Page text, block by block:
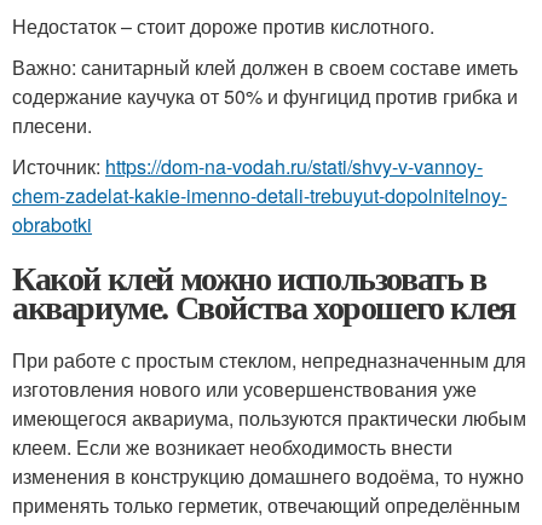
Недостаток – стоит дороже против кислотного.
Важно: санитарный клей должен в своем составе иметь
содержание каучука от 50% и фунгицид против грибка и
плесени.
Источник: https://dom-na-vodah.ru/stati/shvy-v-vannoy-
chem-zadelat-kakie-imenno-detali-trebuyut-dopolnitelnoy-
obrabotki
Какой клей можно использовать в
аквариуме. Свойства хорошего клея
При работе с простым стеклом, непредназначенным для
изготовления нового или усовершенствования уже
имеющегося аквариума, пользуются практически любым
клеем. Если же возникает необходимость внести
изменения в конструкцию домашнего водоёма, то нужно
применять только герметик, отвечающий определённым